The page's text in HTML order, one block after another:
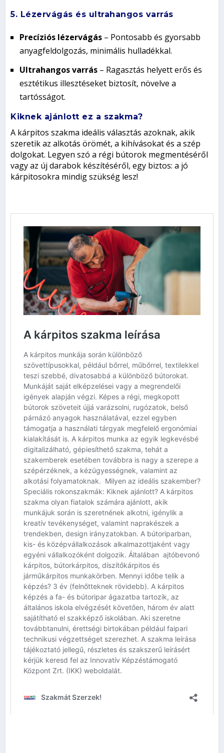
5. Lézervágás és ultrahangos varrás
Precíziós lézervágás – Pontosabb és gyorsabb
anyagfeldolgozás, minimális hulladékkal.
Ultrahangos varrás – Ragasztás helyett erős és
esztétikus illesztéseket biztosít, növelve a
tartósságot.
Kiknek ajánlott ez a szakma?
A kárpitos szakma ideális választás azoknak, akik
szeretik az alkotás örömét, a kihívásokat és a szép
dolgokat. Legyen szó a régi bútorok megmentéséről
vagy az új darabok készítéséről, egy biztos: a jó
kárpitosokra mindig szükség lesz!